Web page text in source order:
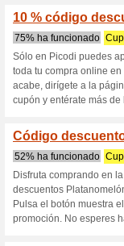
En
-40 %
100%